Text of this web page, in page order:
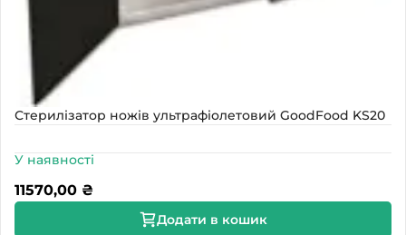
Стерилізатор ножів ультрафіолетовий GoodFood KS20
У наявності
11570,00 ₴
Додати в кошик